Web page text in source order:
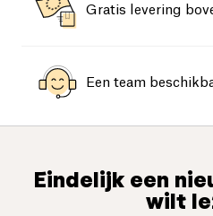
Gratis levering
Een team
Eindelijk een
wilt